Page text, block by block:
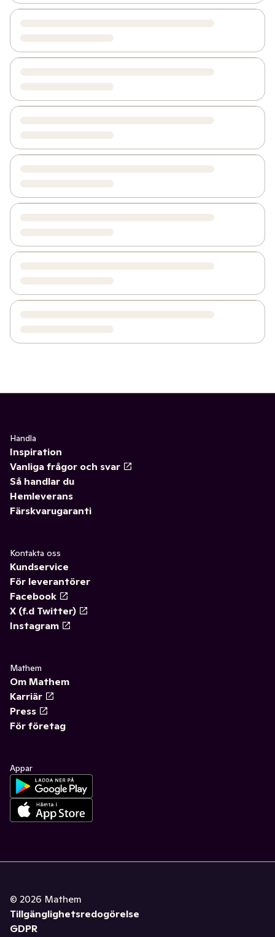
Handla
Inspiration
Vanliga frågor och svar
Så handlar du
Hemleverans
Färskvarugaranti
Kontakta oss
Kundservice
För leverantörer
Facebook
X (f.d Twitter)
Instagram
Mathem
Om Mathem
Karriär
Press
För företag
Appar
© 2026 Mathem
Tillgänglighetsredogörelse
GDPR